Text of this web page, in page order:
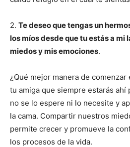
2. Te deseo que tengas un
los míos desde que tu estás a mi
miedos y mis emociones.
¿Qué mejor manera de comenzar
tu amiga que siempre estarás ahí
no se lo espere ni lo necesite y
la cama. Compartir nuestros
permite crecer y promueve la
los procesos de la vida.